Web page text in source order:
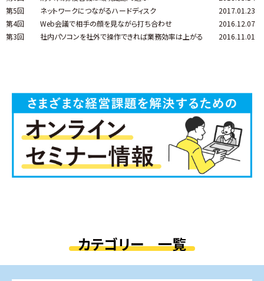
第5回
ネットワークにつながるハードディスク
2017.01.23
第4回
Web会議で相手の顔を見ながら打ち合わせ
2016.12.07
第3回
社内パソコンを社外で操作できれば業務効率は上がる 2016.11.01
カテゴリー 一覧